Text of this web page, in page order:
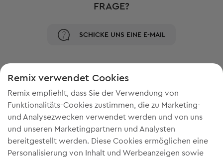
FRAGE?
SCHICKE UNS EINE E-MAIL
DU BRAUCHST MEHR PLATZ IN
Remix verwendet Cookies
Remix empfiehlt, dass Sie der Verwendung von
Funktionalitäts-Cookies zustimmen, die zu Marketing-
und Analysezwecken verwendet werden und von uns
und unseren Marketingpartnern und Analysten
bereitgestellt werden. Diese Cookies ermöglichen eine
Personalisierung von Inhalt und Werbeanzeigen sowie